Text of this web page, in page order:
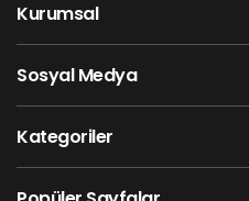
Kurumsal
Sosyal Medya
Kategoriler